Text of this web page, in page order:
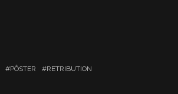
PÔSTER RETRIBUTION